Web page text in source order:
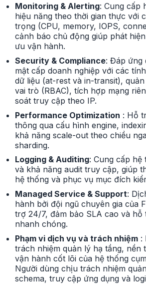
Monitoring & Alerting: Cung cấp
hiệu năng theo thời gian thực với
trọng (CPU, memory, IOPS,
cảnh báo chủ động giúp phát
ưu vận hành.
Security & Compliance: Đáp ứng
mật cấp doanh nghiệp với các
dữ liệu (at-rest và in-transit),
vai trò (RBAC), tích hợp mạng
soát truy cập theo IP.
Performance Optimization : Hỗ
thông qua cấu hình engine,
khả năng scale-out theo chiều
sharding.
Logging & Auditing: Cung cấp hệ
và khả năng audit truy cập, giúp
hệ thống và phục vụ mục đích
Managed Service & Support:
hành bởi đội ngũ chuyên gia của
trợ 24/7, đảm bảo SLA cao và
nhanh chóng.
Phạm vi dịch vụ và trách nhiệm:
trách nhiệm quản lý hạ tầng, nền
vận hành cốt lõi của hệ thống
Người dùng chịu trách nhiệm
schema, truy cập ứng dụng và